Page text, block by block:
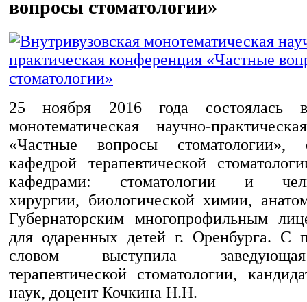
вопросы стоматологии»
25 ноября 2016 года состоялась
монотематическая научно-
«Частные вопросы стоматологии»,
кафедрой терапевтической
кафедрами: стоматологии и
хирургии, биологической химии,
Губернаторским многопрофильным
для одаренных детей г. Оренбурга. С
словом выступила
терапевтической стоматологии,
наук, доцент Кочкина Н.Н.